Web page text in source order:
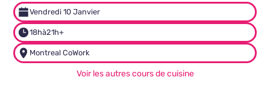
Vendredi 10 Janvier
18hà21h+
Montreal CoWork
Voir les autres cours de cuisine